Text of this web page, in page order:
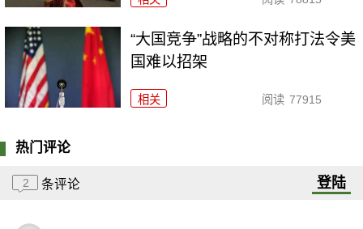
“大国竞争”战略的不对称打法令美
国难以招架
相关 阅读 77915
热门评论
2 条评论 登陆